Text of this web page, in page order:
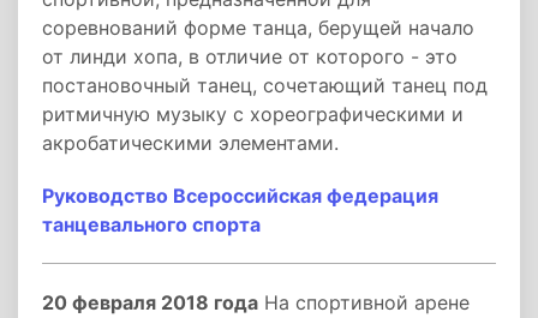
соревнований форме танца, берущей начало
от линди хопа, в отличие от которого - это
постановочный танец, сочетающий танец под
ритмичную музыку с хореографическими и
акробатическими элементами.
Руководство Всероссийская федерация
танцевального спорта
20 февраля 2018 года На спортивной арене